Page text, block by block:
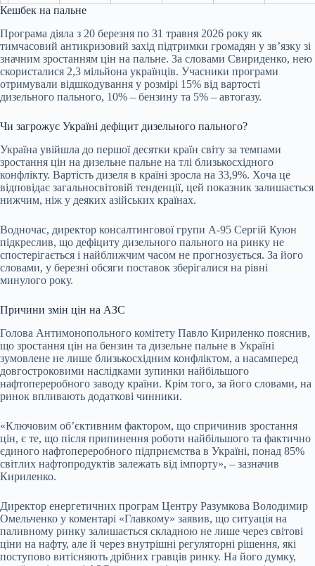
Кешбек на пальне
Програма діяла з 20 березня по 31 травня 2026 року як
тимчасовий антикризовий захід підтримки громадян у зв’язку зі
значним зростанням цін на пальне. За словами Свириденко, нею
скористалися 2,3 мільйона українців. Учасники програми
отримували відшкодування у розмірі 15% від вартості
дизельного пального, 10% – бензину та 5% – автогазу.
Чи загрожує Україні дефіцит дизельного пального?
Україна увійшла до першої десятки країн світу за темпами
зростання цін на дизельне пальне на тлі близькосхідного
конфлікту. Вартість дизеля в країні зросла на 33,9%. Хоча це
відповідає загальносвітовій тенденції, цей показник залишається
нижчим, ніж у деяких азійських країнах.
Водночас, директор консалтингової групи А-95 Сергій Куюн
підкреслив, що дефіциту дизельного пального на ринку не
спостерігається і найближчим часом не прогнозується. За його
словами, у березні обсяги поставок зберігалися на рівні
минулого року.
Причини змін цін на АЗС
Голова Антимонопольного комітету Павло Кириленко пояснив,
що зростання цін на бензин та дизельне пальне в Україні
зумовлене не лише близькосхідним конфліктом, а насамперед
довгостроковими наслідками зупинки найбільшого
нафтопереробного заводу країни. Крім того, за його словами, на
ринок впливають додаткові чинники.
«Ключовим об’єктивним фактором, що спричинив зростання
цін, є те, що після припинення роботи найбільшого та фактично
єдиного нафтопереробного підприємства в Україні, понад 85%
світлих нафтопродуктів залежать від імпорту», – зазначив
Кириленко.
Директор енергетичних програм Центру Разумкова Володимир
Омельченко у коментарі «Главкому» заявив, що ситуація на
паливному ринку залишається складною не лише через світові
ціни на нафту, але й через внутрішні регуляторні рішення, які
поступово витісняють дрібних гравців ринку. На його думку,